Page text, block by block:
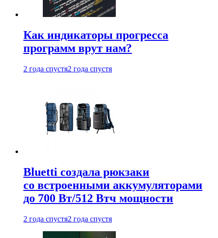
Как индикаторы прогресса
программ врут нам?
2 года спустя2 года спустя
Bluetti создала рюкзаки
со встроенными аккумуляторами
до 700 Вт/512 Втч мощности
2 года спустя2 года спустя